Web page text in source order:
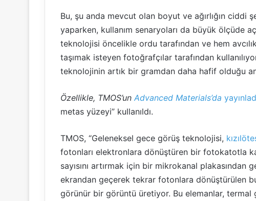
Bu, şu anda mevcut olan boyut ve ağırlığın ciddi
yaparken, kullanım senaryoları da büyük ölçüde
teknolojisi öncelikle ordu tarafından ve hem
taşımak isteyen fotoğrafçılar tarafından
teknolojinin artık bir gramdan daha hafif olduğu
Özellikle, TMOS’un Advanced Materials’da
metas yüzeyi” kullanıldı.
TMOS, “Geleneksel gece görüş teknolojisi,
fotonları elektronlara dönüştüren bir fotokatotla
sayısını artırmak için bir mikrokanal plakasından
ekrandan geçerek tekrar fotonlara dönüştürülen
görünür bir görüntü üretiyor. Bu elemanlar, termal